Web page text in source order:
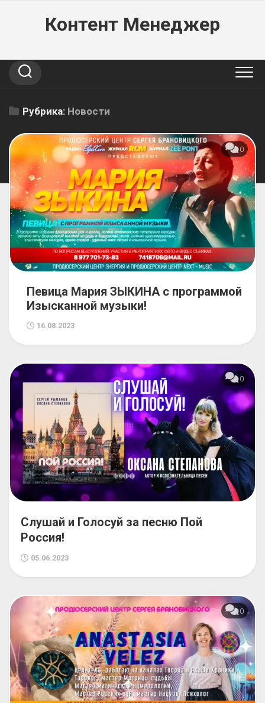
содержаниюКонтент Менеджер
Рубрика: Новости
0
Певица Мария ЗЫКИНА с программой
Изысканной музыки!
16.08.2023
0
Слушай и Голосуй за песню Пой
Россия!
05.06.2023
0